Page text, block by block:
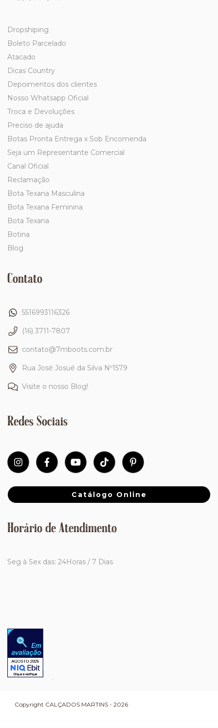
Dropshiping
Boleto Parcelado
Atacado
Dicas Country
Depoimentos dos clientes
Nosso Whatsapp Oficial
Troca e Devoluções
Preciso de ajuda
Botas Pronta Entrega x Sob Encomenda
Seja um Representante Comercial
Canal Oficial
Reclamação
Bota Texana Masculina
Bota Texana Feminina
Bota Texana
Botina
Blog
Contato
5516993116326
(16) 3711-7807
contato@7mboots.com.br
Rua José Josué da Silva Nº1579
Visite o nosso Blog!
Redes Sociais
Catálogo Online
Horário de Atendimento
Seg à Sex das: 24Horas / 7 Dias
Copyright CALÇADOS MARTINS - 2026